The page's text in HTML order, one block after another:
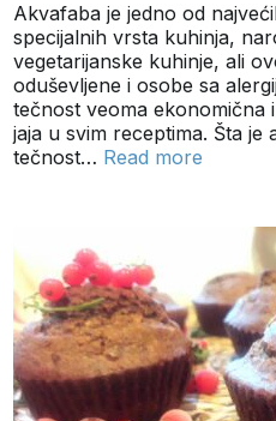
Akvafaba je jedno od
specijalnih vrsta kuhinja,
vegetarijanske kuhinje, ali
oduševljene i osobe sa
tečnost veoma ekonomična
jaja u svim receptima. Šta je
tečnost… Read more